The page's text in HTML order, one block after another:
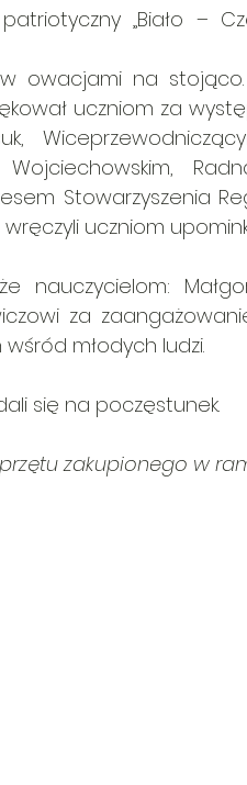
„Biało –
owacjami na
uczniom za
Stowarzyszenia
uczniom
nauczycielom:
za
młodych ludzi.
się na poczęstunek.
zakupionego w